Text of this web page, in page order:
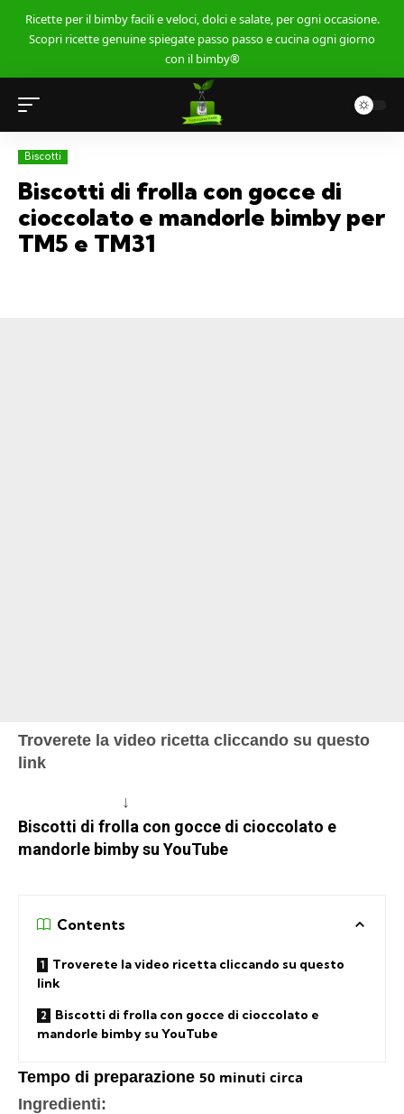
Ricette per il bimby facili e veloci, dolci e salate, per ogni occasione.
Scopri ricette genuine spiegate passo passo e cucina ogni giorno
con il bimby®
Biscotti
Biscotti di frolla con gocce di
cioccolato e mandorle bimby per
TM5 e TM31
Troverete la video ricetta cliccando su questo
link
↓
Biscotti di frolla con gocce di cioccolato e
mandorle bimby su YouTube
Contents
Troverete la video ricetta cliccando su questo
link
Biscotti di frolla con gocce di cioccolato e
mandorle bimby su YouTube
Tempo di preparazione 50 minuti circa
Ingredienti: